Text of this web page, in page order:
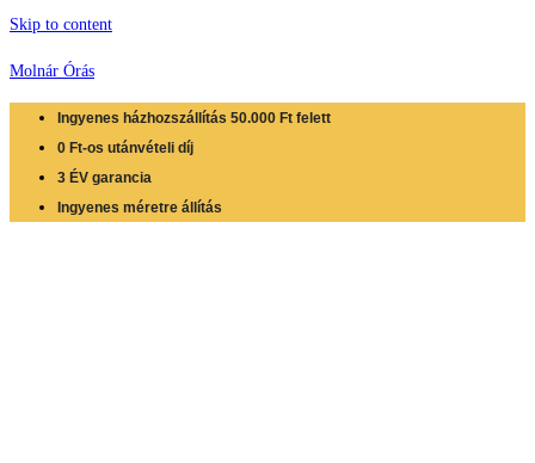
Skip to content
Molnár Órás
Ingyenes házhozszállítás 50.000 Ft felett
0 Ft-os utánvételi díj
3 ÉV garancia
Ingyenes méretre állítás